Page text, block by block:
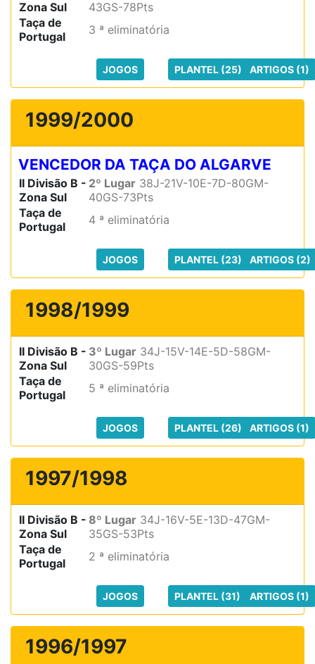
Zona Sul
43GS-78Pts
Taça de
Portugal
3 ª eliminatória
JOGOS PLANTEL (25) ARTIGOS (1)
1999/2000
VENCEDOR DA TAÇA DO ALGARVE
II Divisão B -
Zona Sul
2º Lugar 38J-21V-10E-7D-80GM-
40GS-73Pts
Taça de
Portugal
4 ª eliminatória
JOGOS PLANTEL (23) ARTIGOS (2)
1998/1999
II Divisão B -
Zona Sul
3º Lugar 34J-15V-14E-5D-58GM-
30GS-59Pts
Taça de
Portugal
5 ª eliminatória
JOGOS PLANTEL (26) ARTIGOS (1)
1997/1998
II Divisão B -
Zona Sul
8º Lugar 34J-16V-5E-13D-47GM-
35GS-53Pts
Taça de
Portugal
2 ª eliminatória
JOGOS PLANTEL (31) ARTIGOS (1)
1996/1997